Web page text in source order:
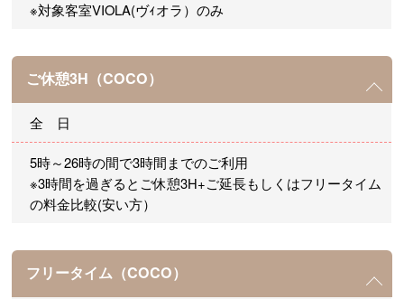
※対象客室VIOLA(ヴｨオラ）のみ
ご休憩3H（COCO）
全 日
5時～26時の間で3時間までのご利用
※3時間を過ぎるとご休憩3H+ご延長もしくはフリータイム
の料金比較(安い方）
フリータイム（COCO）